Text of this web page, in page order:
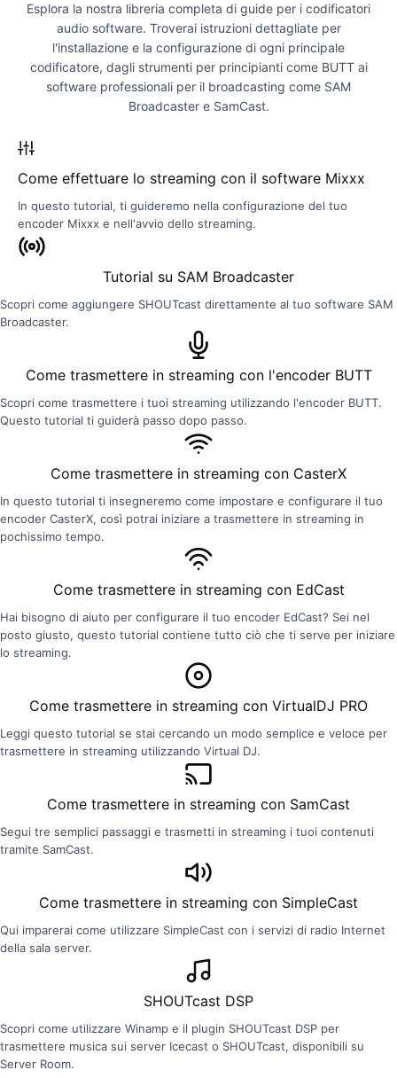
Esplora la nostra libreria completa di guide per i codificatori
audio software. Troverai istruzioni dettagliate per
l'installazione e la configurazione di ogni principale
codificatore, dagli strumenti per principianti come BUTT ai
software professionali per il broadcasting come SAM
Broadcaster e SamCast.
Come effettuare lo streaming con il software Mixxx
In questo tutorial, ti guideremo nella configurazione del tuo
encoder Mixxx e nell'avvio dello streaming.
Tutorial su SAM Broadcaster
Scopri come aggiungere SHOUTcast direttamente al tuo software SAM
Broadcaster.
Come trasmettere in streaming con l'encoder BUTT
Scopri come trasmettere i tuoi streaming utilizzando l'encoder BUTT.
Questo tutorial ti guiderà passo dopo passo.
Come trasmettere in streaming con CasterX
In questo tutorial ti insegneremo come impostare e configurare il tuo
encoder CasterX, così potrai iniziare a trasmettere in streaming in
pochissimo tempo.
Come trasmettere in streaming con EdCast
Hai bisogno di aiuto per configurare il tuo encoder EdCast? Sei nel
posto giusto, questo tutorial contiene tutto ciò che ti serve per iniziare
lo streaming.
Come trasmettere in streaming con VirtualDJ PRO
Leggi questo tutorial se stai cercando un modo semplice e veloce per
trasmettere in streaming utilizzando Virtual DJ.
Come trasmettere in streaming con SamCast
Segui tre semplici passaggi e trasmetti in streaming i tuoi contenuti
tramite SamCast.
Come trasmettere in streaming con SimpleCast
Qui imparerai come utilizzare SimpleCast con i servizi di radio Internet
della sala server.
SHOUTcast DSP
Scopri come utilizzare Winamp e il plugin SHOUTcast DSP per
trasmettere musica sui server Icecast o SHOUTcast, disponibili su
Server Room.